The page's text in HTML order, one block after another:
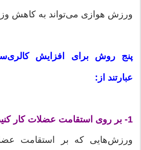
ورزش هوازی می‌تواند به کاهش
پنج روش برای افزایش
عبارتند از:
1- بر روی استقامت عضلات کار کنید
ورزش‌هایی که بر استقامت